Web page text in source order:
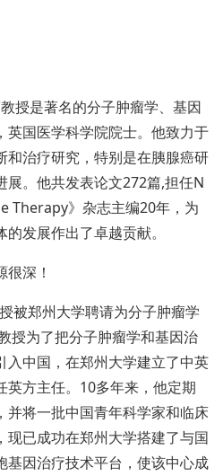
授是著名的分子肿瘤学、基因
英国医学科学院院士。他致力于
和治疗研究，特别是在胰腺癌研
展。他共发表论文272篇,担任N
Therapy》杂志主编20年，为
发展作出了卓越贡献。
深！
郑州大学聘请为分子肿瘤学
授为了把分子肿瘤学和基因治
入中国，在郑州大学建立了中英
英方主任。10多年来，他定期
并将一批中国青年科学家和临床
现已成功在郑州大学搭建了与国
基因治疗技术平台，使该中心成